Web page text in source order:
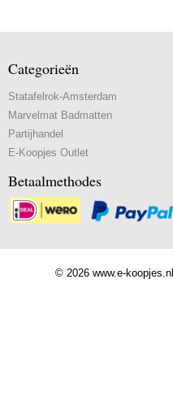
Categorieën
Statafelrok-Amsterdam
Marvelmat Badmatten
Partijhandel
E-Koopjes Outlet
Betaalmethodes
© 2026 www.e-